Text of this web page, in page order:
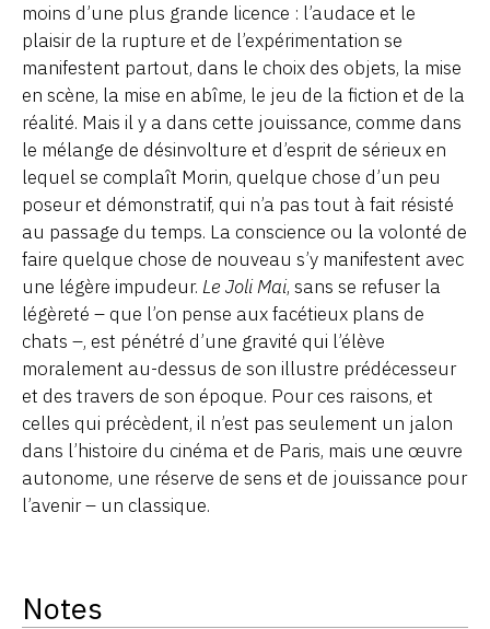
moins d’une plus grande licence : l’audace et le
plaisir de la rupture et de l’expérimentation se
manifestent partout, dans le choix des objets, la mise
en scène, la mise en abîme, le jeu de la fiction et de la
réalité. Mais il y a dans cette jouissance, comme dans
le mélange de désinvolture et d’esprit de sérieux en
lequel se complaît Morin, quelque chose d’un peu
poseur et démonstratif, qui n’a pas tout à fait résisté
au passage du temps. La conscience ou la volonté de
faire quelque chose de nouveau s’y manifestent avec
une légère impudeur. Le Joli Mai, sans se refuser la
légèreté – que l’on pense aux facétieux plans de
chats –, est pénétré d’une gravité qui l’élève
moralement au-dessus de son illustre prédécesseur
et des travers de son époque. Pour ces raisons, et
celles qui précèdent, il n’est pas seulement un jalon
dans l’histoire du cinéma et de Paris, mais une œuvre
autonome, une réserve de sens et de jouissance pour
l’avenir – un classique.
Notes